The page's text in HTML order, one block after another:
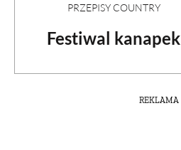
PRZEPISY COUNTRY
Festiwal kanapek
REKLAMA